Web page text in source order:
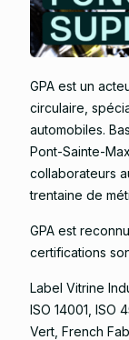
GPA est un
circulaire,
automobiles.
Pont-Sainte-
collaborateurs
trentaine de
GPA est
certifications
Label Vitrine
ISO 14001, ISO
Vert, French